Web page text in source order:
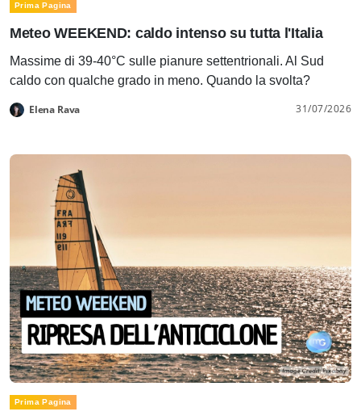
Prima Pagina
Meteo WEEKEND: caldo intenso su tutta l'Italia
Massime di 39-40°C sulle pianure settentrionali. Al Sud
caldo con qualche grado in meno. Quando la svolta?
Elena Rava 31/07/2026
Prima Pagina